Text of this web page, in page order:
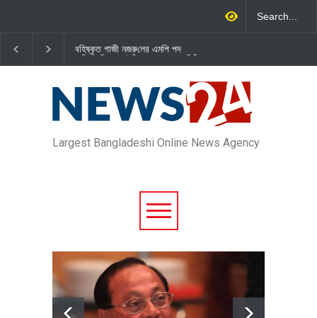
বহিষ্কৃত গাজী নজরু‌লের এম‌পি পদ
বা‌তি‌লে স্পিকার-ইসিকে জামায়া‌তের চি‌ঠি
জামায়াত এমপি গাজী নজরুল ইসলামকে
দল থেকে বহিষ্কার
Largest Bangladeshi Online News Agency